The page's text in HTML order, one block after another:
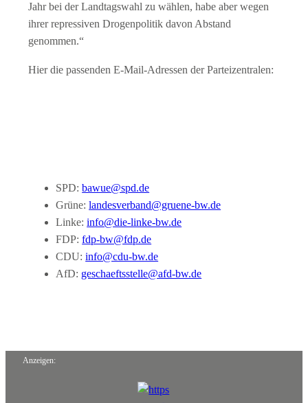
Jahr bei der Landtagswahl zu wählen, habe aber wegen
ihrer repressiven Drogenpolitik davon Abstand
genommen.“
Hier die passenden E-Mail-Adressen der Parteizentralen:
SPD:bawue@spd.de
Grüne:landesverband@gruene-bw.de
Linke:info@die-linke-bw.de
FDP:fdp-bw@fdp.de
CDU:info@cdu-bw.de
AfD: geschaeftsstelle@afd-bw.de
Anzeigen: